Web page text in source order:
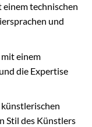
technischen
und
einem
die Expertise
Stil des Künstlers